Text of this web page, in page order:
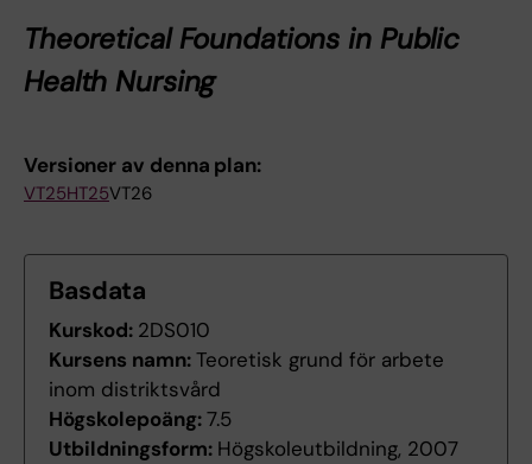
Theoretical Foundations in Public
Health Nursing
Versioner av denna plan:
VT25HT25VT26
Basdata
Kurskod: 2DS010
Kursens namn:Teoretisk grund för arbete
inom distriktsvård
Högskolepoäng:7.5
Utbildningsform: Högskoleutbildning, 2007